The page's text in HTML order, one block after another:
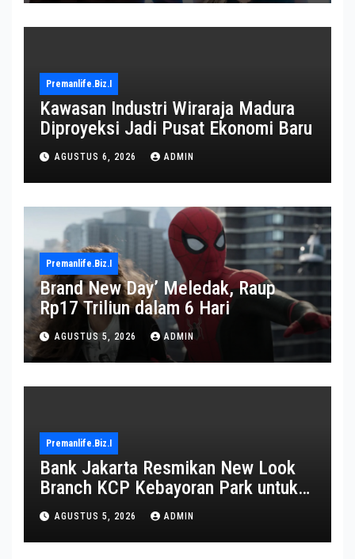
Premanlife.biz.i
Kawasan Industri Wiraraja Madura
Diproyeksi Jadi Pusat Ekonomi Baru
AGUSTUS 6, 2026 ADMIN
Premanlife.biz.i
Brand New Day’ Meledak, Raup
Rp17 Triliun dalam 6 Hari
AGUSTUS 5, 2026 ADMIN
Premanlife.biz.i
Bank Jakarta Resmikan New Look
Branch KCP Kebayoran Park untuk
Transformasi Layanan
AGUSTUS 5, 2026 ADMIN